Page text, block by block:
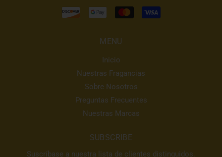
MENU
Inicio
Nuestras Fragancias
Sobre Nosotros
Preguntas Frecuentes
Nuestras Marcas
SUBSCRIBE
Suscríbase a nuestra lista de clientes distinguidos.